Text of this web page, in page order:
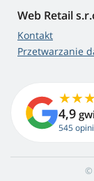
Web Retail
Kontakt
Przetwarzanie
4,9
545
©